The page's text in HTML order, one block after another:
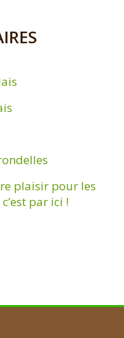
plaisir pour les
par ici !